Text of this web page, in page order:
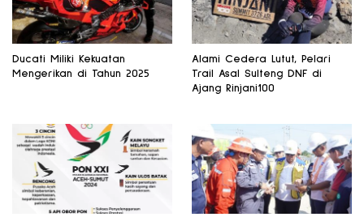
Ducati Miliki Kekuatan
Mengerikan di Tahun 2025
Alami Cedera Lutut, Pelari
Trail Asal Sulteng DNF di
Ajang Rinjani100